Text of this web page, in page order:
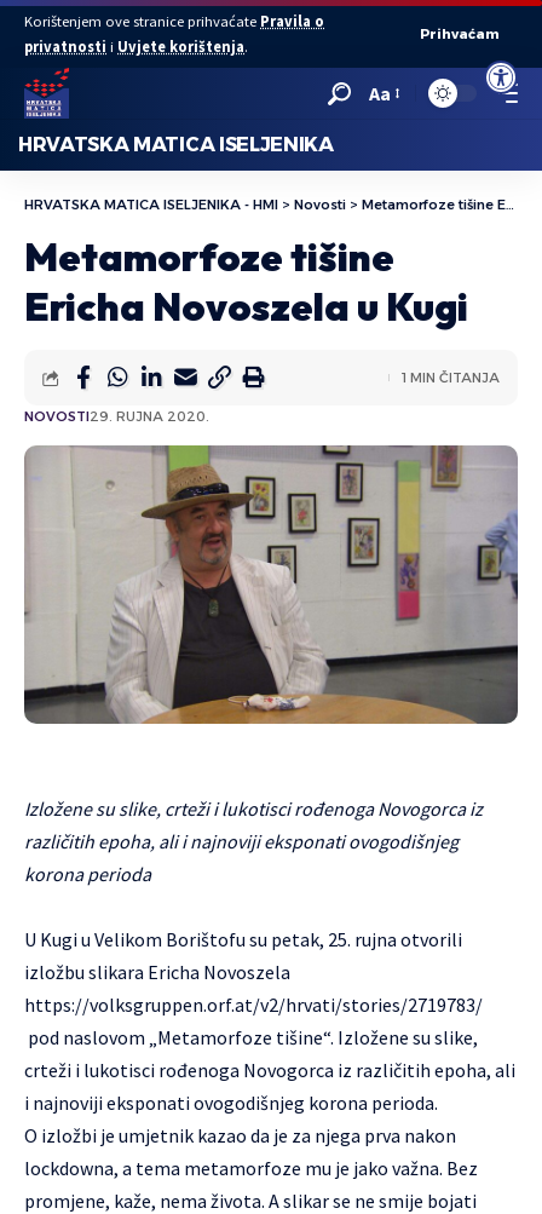
Open
Korištenjem ove stranice prihvaćate Pravila o
privatnosti i Uvjete korištenja.
Prihvaćam
Aa
HRVATSKA MATICA ISELJENIKA
HRVATSKA MATICA ISELJENIKA - HMI > Novosti > Metamorfoze tišine Ericha Novoszela u Kugi
Metamorfoze tišine
Ericha Novoszela u Kugi
NOVOSTI29. RUJNA 2020.
1 MIN ČITANJA
Izložene su slike, crteži i lukotisci rođenoga Novogorca iz
različitih epoha, ali i najnoviji eksponati ovogodišnjeg
korona perioda
U Kugi u Velikom Borištofu su petak, 25. rujna otvorili
izložbu slikara Ericha Novoszela
https://volksgruppen.orf.at/v2/hrvati/stories/2719783/
pod naslovom „Metamorfoze tišine“. Izložene su slike,
crteži i lukotisci rođenoga Novogorca iz različitih epoha, ali
i najnoviji eksponati ovogodišnjeg korona perioda.
O izložbi je umjetnik kazao da je za njega prva nakon
lockdowna, a tema metamorfoze mu je jako važna. Bez
promjene, kaže, nema života. A slikar se ne smije bojati